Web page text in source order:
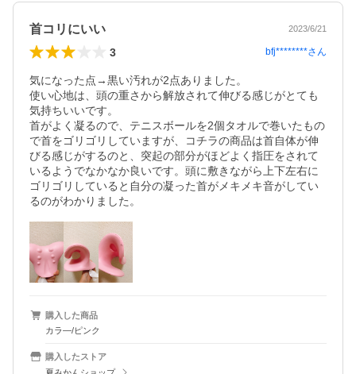
首コリにいい 2023/6/21
3 bfj********さん
気になった点→黒い汚れが2点ありました。
使い心地は、頭の重さから解放されて伸びる感じがとても
気持ちいいです。
首がよく凝るので、テニスボールを2個タオルで巻いたもの
で首をゴリゴリしていますが、コチラの商品は首自体が伸
びる感じがするのと、突起の部分がほどよく指圧をされて
いるようでなかなか良いです。頭に敷きながら上下左右に
ゴリゴリしていると自分の凝った首がメキメキ音がしてい
るのがわかりました。
購入した商品
カラ―/ピンク
購入したストア
夏みかんショップ